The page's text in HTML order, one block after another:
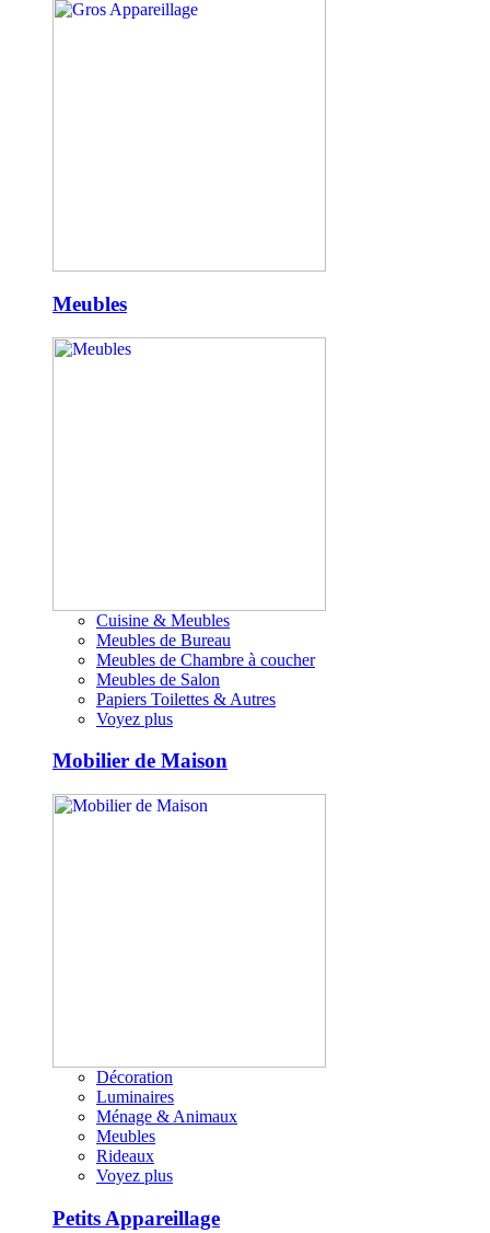
Meubles
Cuisine & Meubles
Meubles de Bureau
Meubles de Chambre à coucher
Meubles de Salon
Papiers Toilettes & Autres
Voyez plus
Mobilier de Maison
Décoration
Luminaires
Ménage & Animaux
Meubles
Rideaux
Voyez plus
Petits Appareillage